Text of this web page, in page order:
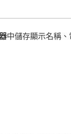
中儲存顯示名稱